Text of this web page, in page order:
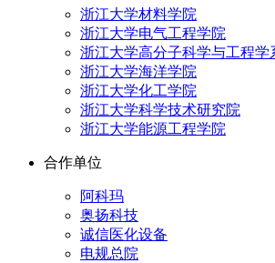
浙江大学材料学院
浙江大学电气工程学院
浙江大学高分子科学与工程学
浙江大学海洋学院
浙江大学化工学院
浙江大学科学技术研究院
浙江大学能源工程学院
合作单位
阿科玛
奥扬科技
诚信医化设备
电规总院